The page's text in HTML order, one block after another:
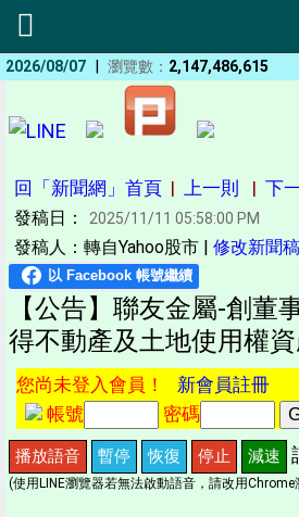
2026/08/07 | 瀏覽數： 2,147,486,615
回「新聞網」首頁 | 上一則 | 下
發稿日： 2025/11/11 05:58:00 PM
發稿人：轉自Yahoo股市 | 修改新聞稿
【公告】聯友金屬-創董
得不動產及土地使用權資
您尚未登入會員！ 新會員註冊
帳號
密碼
播放語音 暫停 恢復 停止 減速
(使用LINE瀏覽器若無法啟動語音，請改用Chrome